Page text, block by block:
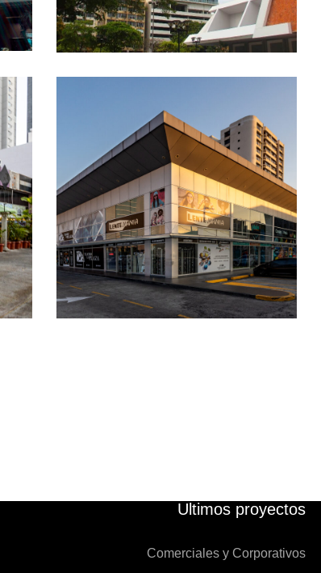
Downtown at Obarrio
PROYECTOS COMERCIALES
Ultimos proyectos
Comerciales y Corporativos